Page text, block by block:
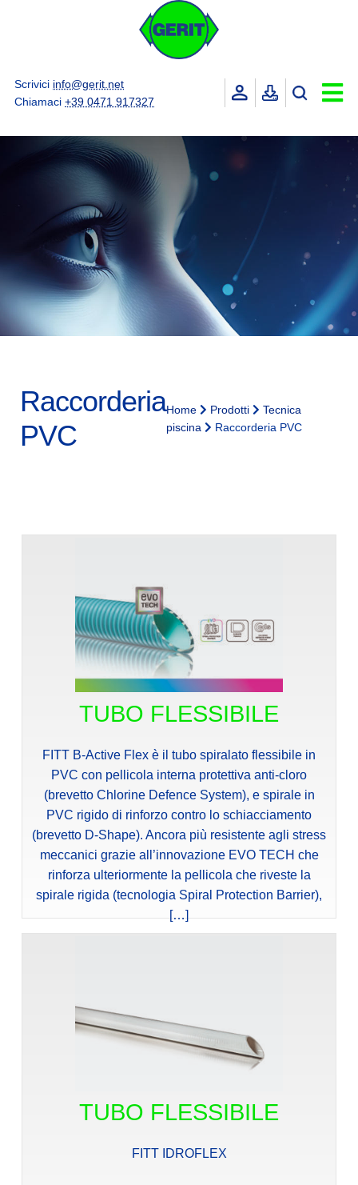
Scrivici info@gerit.net
Chiamaci +39 0471 917327
Raccorderia
PVC
Home Prodotti
Tecnica
piscina
Raccorderia PVC
TUBO FLESSIBILE
FITT B-Active Flex è il tubo spiralato flessibile in
PVC con pellicola interna protettiva anti-cloro
(brevetto Chlorine Defence System), e spirale in
PVC rigido di rinforzo contro lo schiacciamento
(brevetto D-Shape). Ancora più resistente agli stress
meccanici grazie all’innovazione EVO TECH che
rinforza ulteriormente la pellicola che riveste la
spirale rigida (tecnologia Spiral Protection Barrier),
[…]
TUBO FLESSIBILE
FITT IDROFLEX